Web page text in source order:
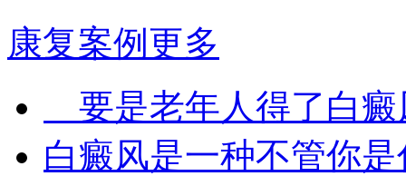
康复案例 更多
要是老年人得了白癜
白癜风是一种不管你